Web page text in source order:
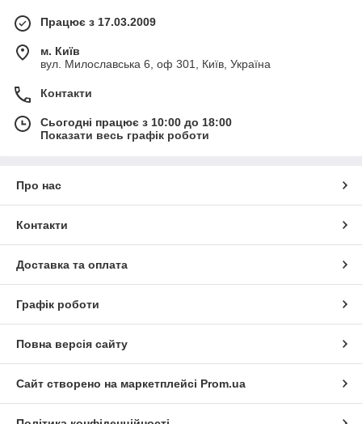
Працює з 17.03.2009
м. Київ
вул. Милославська 6, оф 301, Київ, Україна
Контакти
Сьогодні працює з 10:00 до 18:00
Показати весь графік роботи
Про нас
Контакти
Доставка та оплата
Графік роботи
Повна версія сайту
Сайт створено на маркетплейсі Prom.ua